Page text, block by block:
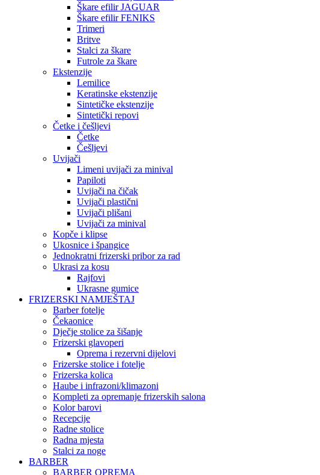
Škare efilir JAGUAR
Škare efilir FENIKS
Trimeri
Britve
Stalci za škare
Futrole za škare
Ekstenzije
Lemilice
Keratinske ekstenzije
Sintetičke ekstenzije
Sintetički repovi
Četke i češljevi
Četke
Češljevi
Uvijači
Limeni uvijači za minival
Papiloti
Uvijači na čičak
Uvijači plastični
Uvijači plišani
Uvijači za minival
Kopče i klipse
Ukosnice i špangice
Jednokratni frizerski pribor za rad
Ukrasi za kosu
Rajfovi
Ukrasne gumice
FRIZERSKI NAMJEŠTAJ
Barber fotelje
Čekaonice
Dječje stolice za šišanje
Frizerski glavoperi
Oprema i rezervni dijelovi
Frizerske stolice i fotelje
Frizerska kolica
Haube i infrazoni/klimazoni
Kompleti za opremanje frizerskih salona
Kolor barovi
Recepcije
Radne stolice
Radna mjesta
Stalci za noge
BARBER
BARBER OPREMA